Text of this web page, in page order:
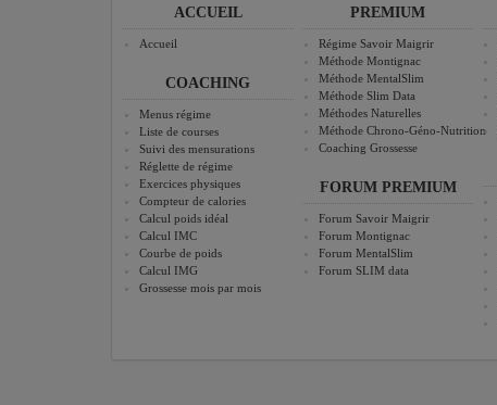
ACCUEIL
Accueil
COACHING
Menus régime
Liste de courses
Suivi des mensurations
Réglette de régime
Exercices physiques
Compteur de calories
Calcul poids idéal
Calcul IMC
Courbe de poids
Calcul IMG
Grossesse mois par mois
PREMIUM
Régime Savoir Maigrir
Méthode Montignac
Méthode MentalSlim
Méthode Slim Data
Méthodes Naturelles
Méthode Chrono-Géno-Nutrition
Coaching Grossesse
FORUM PREMIUM
Forum Savoir Maigrir
Forum Montignac
Forum MentalSlim
Forum SLIM data